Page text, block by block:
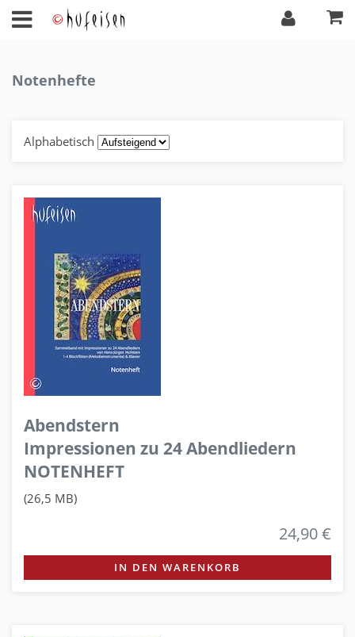
Notenhefte
Alphabetisch
Abendstern
Impressionen zu 24 Abendliedern
NOTENHEFT
(26,5 MB)
24,90 €
IN DEN WARENKORB